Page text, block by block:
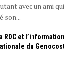
avec un ami
son...
RDC et
du Genocost